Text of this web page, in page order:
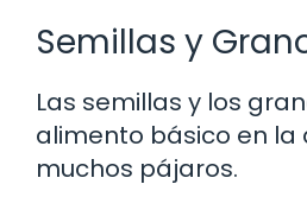
Semillas y
Las semillas y los
alimento básico en la
muchos pájaros.